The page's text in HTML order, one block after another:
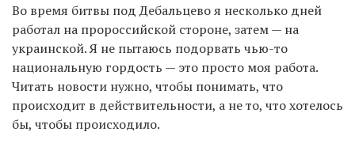
Во время битвы под Дебальцево я несколько дней
работал на пророссийской стороне, затем — на
украинской. Я не пытаюсь подорвать чью-то
национальную гордость — это просто моя работа.
Читать новости нужно, чтобы понимать, что
происходит в действительности, а не то, что хотелось
бы, чтобы происходило.